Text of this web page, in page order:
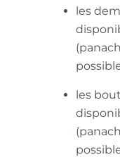
les
les